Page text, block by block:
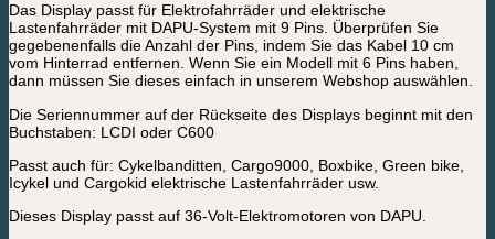
Das Display passt für Elektrofahrräder und elektrische
Lastenfahrräder mit DAPU-System mit 9 Pins. Überprüfen Sie
gegebenenfalls die Anzahl der Pins, indem Sie das Kabel 10 cm
vom Hinterrad entfernen. Wenn Sie ein Modell mit 6 Pins haben,
dann müssen Sie dieses einfach in unserem Webshop auswählen.
Die Seriennummer auf der Rückseite des Displays beginnt mit den
Buchstaben: LCDI oder C600
Passt auch für: Cykelbanditten, Cargo9000, Boxbike, Green bike,
Icykel und Cargokid elektrische Lastenfahrräder usw.
Dieses Display passt auf 36-Volt-Elektromotoren von DAPU.